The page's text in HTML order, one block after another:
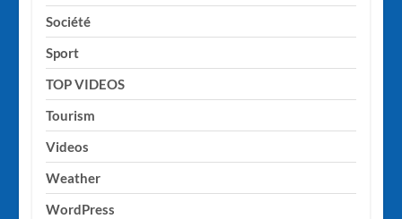
Société
Sport
TOP VIDEOS
Tourism
Videos
Weather
WordPress